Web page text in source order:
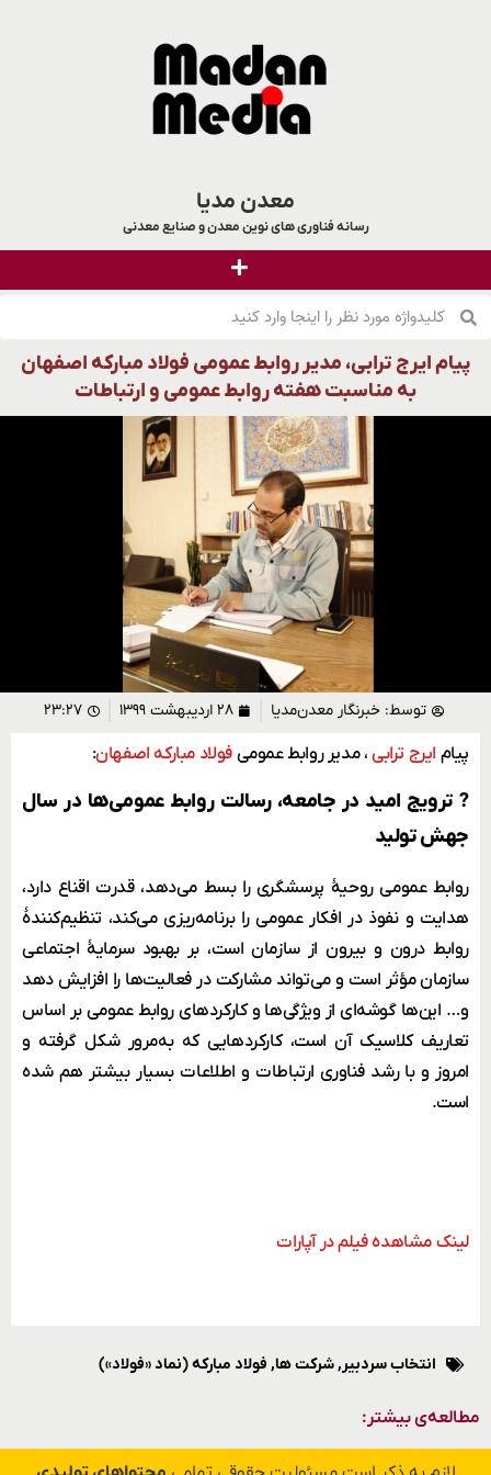
معدن مدیا
رسانه فناوری های نوین معدن و صنایع معدنی
پیام ایرج ترابی، مدیر روابط عمومی فولاد مبارکه اصفهان
به مناسبت هفته روابط عمومی و ارتباطات
توسط: خبرنگار معدن‌مدیا ۲۸ اردیبهشت ۱۳۹۹ ۲۳:۲۷
پیام ایرج ترابی ، مدیر روابط عمومیفولاد مبارکه اصفهان:
? ترویج امید در جامعه، رسالت روابط عمومی‌ها در سال
جهش تولید
روابط عمومی روحیۀ پرسشگری را بسط میدهد، قدرت اقناع دارد،
هدایت و نفوذ در افکار عمومی را برنامهریزی میکند، تنظیمکنندۀ
روابط درون و بیرون از سازمان است، بر بهبود سرمایۀ اجتماعی
سازمان مؤثر است و میتواند مشارکت در فعالیتها را افزایش دهد
و… اینها گوشهای از ویژگیها و کارکردهای روابط عمومی بر اساس
تعاریف کلاسیک آن است، کارکردهایی که بهمرور شکل گرفته و
امروز و با رشد فناوری ارتباطات و اطلاعات بسیار بیشتر هم شده
است.
لینک مشاهده فیلم در آپارات
انتخاب سردبیر,شرکت ها, فولاد مبارکه (نماد «فولاد»)
مطالعه‌ی بیشتر: